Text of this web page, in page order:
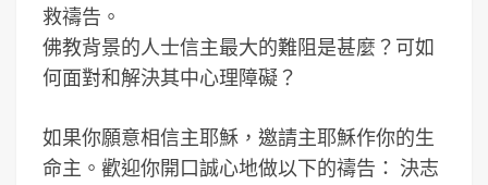
救禱告。
佛教背景的人士信主最大的難阻是甚麼？可如
何面對和解決其中心理障礙？
如果你願意相信主耶穌，邀請主耶穌作你的生
命主。歡迎你開口誠心地做以下的禱告： 決志